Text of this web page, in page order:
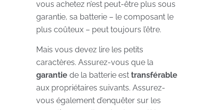
vous achetez n’est peut-être plus sous
garantie, sa batterie – le composant le
plus coûteux – peut toujours l’être.
Mais vous devez lire les petits
caractères. Assurez-vous que la
garantie de la batterie est transférable
aux propriétaires suivants. Assurez-
vous également d’enquêter sur les